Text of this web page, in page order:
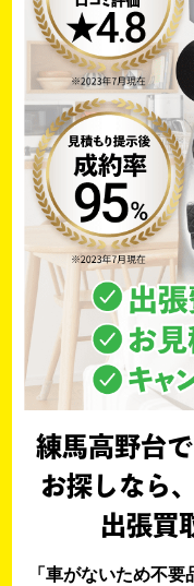
練馬高野台
お探しなら
出張買
「車がないため不要